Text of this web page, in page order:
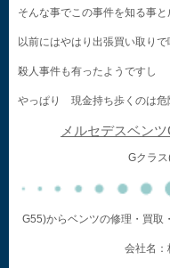
そんな事でこの事件を知る事と
以前にはやはり出張買い取りで
殺人事件も有ったようですし
やっぱり 現金持ち歩くのは危
メルセデスベン
Gクラ
G55)からベンツの修理・買取
会社名：